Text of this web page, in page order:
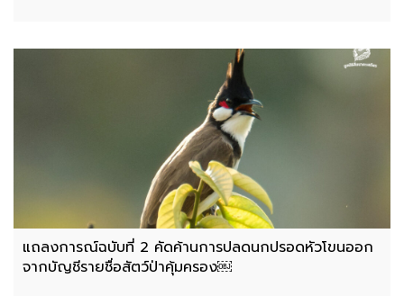
แถลงการณ์ฉบับที่ 2 คัดค้านการปลดนกปรอดหัวโขนออก
จากบัญชีรายชื่อสัตว์ป่าคุ้มครอง￼